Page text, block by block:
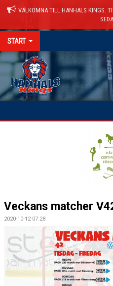
VÄLKOMNA TILL HANHALS KINGS.
START
MATCHER
CAMPER
CUPER
CAFÉET
Veckans matcher
2020-10-12 07:28